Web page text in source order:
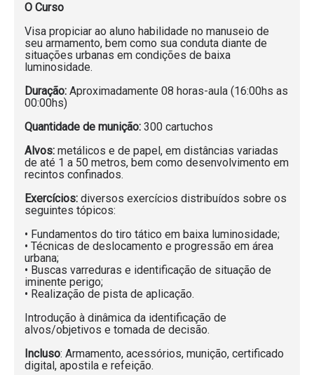
O Curso
Visa propiciar ao aluno habilidade no manuseio de
seu armamento, bem como sua conduta diante de
situações urbanas em condições de baixa
luminosidade.
Duração: Aproximadamente 08 horas-aula (16:00hs as
00:00hs)
Quantidade de munição: 300 cartuchos
Alvos: metálicos e de papel, em distâncias variadas
de até 1 a 50 metros, bem como desenvolvimento em
recintos confinados.
Exercícios: diversos exercícios distribuídos sobre os
seguintes tópicos:
• Fundamentos do tiro tático em baixa luminosidade;
• Técnicas de deslocamento e progressão em área
urbana;
• Buscas varreduras e identificação de situação de
iminente perigo;
• Realização de pista de aplicação.
Introdução à dinâmica da identificação de
alvos/objetivos e tomada de decisão.
Incluso: Armamento, acessórios, munição, certificado
digital, apostila e refeição.